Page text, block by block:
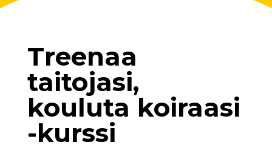
Treenaa
taitojasi,
kouluta koiraasi
-kurssi